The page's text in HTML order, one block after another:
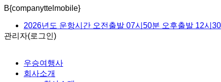
B{companyttelmobile}
2026년도 운항시간 오전출발 07시50분 오후출발 12시
흑산도 펜션 숙박 가능합니다
관리자(로그인)
우승여행사
회사소개